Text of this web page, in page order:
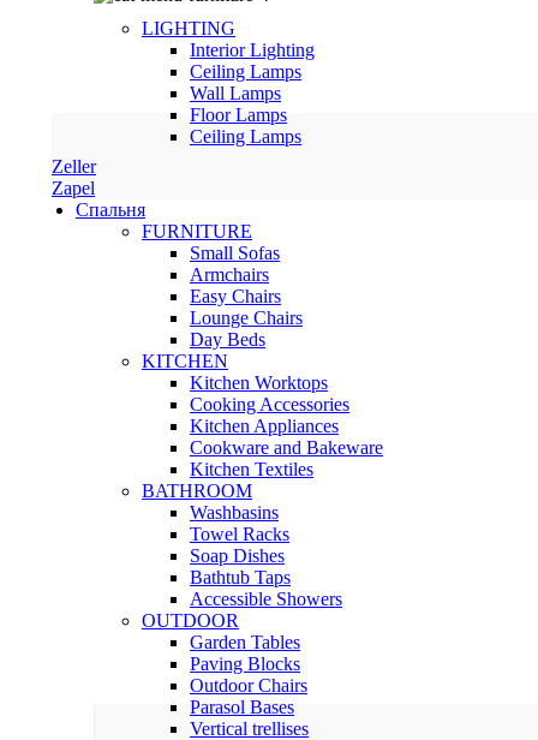
LIGHTING
Interior Lighting
Ceiling Lamps
Wall Lamps
Floor Lamps
Ceiling Lamps
Zeller
Zapel
Спальня
FURNITURE
Small Sofas
Armchairs
Easy Chairs
Lounge Chairs
Day Beds
KITCHEN
Kitchen Worktops
Cooking Accessories
Kitchen Appliances
Cookware and Bakeware
Kitchen Textiles
BATHROOM
Washbasins
Towel Racks
Soap Dishes
Bathtub Taps
Accessible Showers
OUTDOOR
Garden Tables
Paving Blocks
Outdoor Chairs
Parasol Bases
Vertical trellises